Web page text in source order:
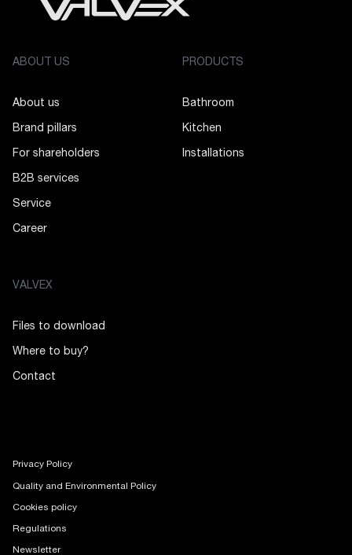
ABOUT US
About us
Brand pillars
For shareholders
B2B services
Service
Career
PRODUCTS
Bathroom
Kitchen
Installations
VALVEX
Files to download
Where to buy?
Contact
Privacy Policy
Quality and Environmental Policy
Cookies policy
Regulations
Newsletter